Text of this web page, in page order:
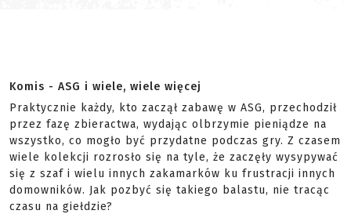
Komis - ASG i wiele, wiele więcej
Praktycznie każdy, kto zaczął zabawę w ASG, przechodził
przez fazę zbieractwa, wydając olbrzymie pieniądze na
wszystko, co mogło być przydatne podczas gry. Z czasem
wiele kolekcji rozrosło się na tyle, że zaczęły wysypywać
się z szaf i wielu innych zakamarków ku frustracji innych
domowników. Jak pozbyć się takiego balastu, nie tracąc
czasu na giełdzie?